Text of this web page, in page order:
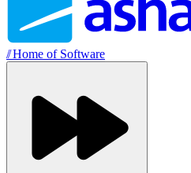
//Home of Software